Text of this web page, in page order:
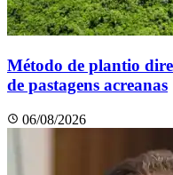
Método de plantio
de pastagens acreanas
06/08/2026